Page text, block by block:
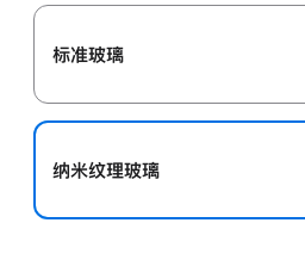
标准玻璃
纳米纹理玻璃